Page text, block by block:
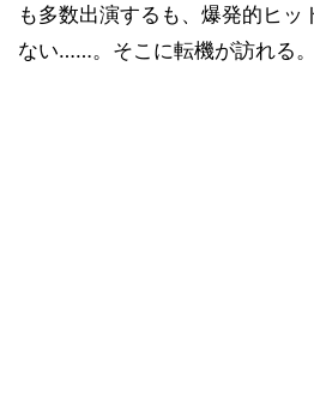
も多数出演するも、爆発的ヒッ
ない……。そこに転機が訪れる。